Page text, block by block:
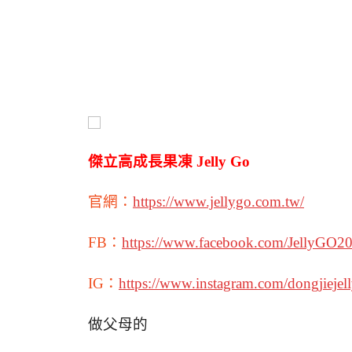
傑立高成長果凍 Jelly Go
官網： https://www.jellygo.com.tw/
FB： https://www.facebook.com/
IG： https://www.instagram.com/
做父母的